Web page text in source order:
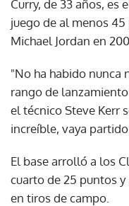
Curry, de 33 años, es
juego de al menos
Michael Jordan en
"No ha habido nunca
rango de
el técnico Steve Kerr
increíble, vaya partido
El base arrolló a los
cuarto de 25 puntos
en tiros de campo.